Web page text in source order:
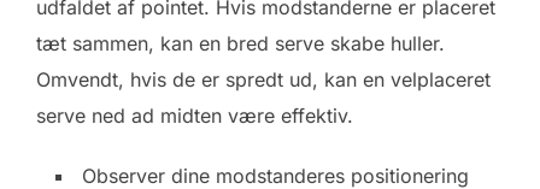
udfaldet af pointet. Hvis modstanderne er placeret
tæt sammen, kan en bred serve skabe huller.
Omvendt, hvis de er spredt ud, kan en velplaceret
serve ned ad midten være effektiv.
Observer dine modstanderes positionering